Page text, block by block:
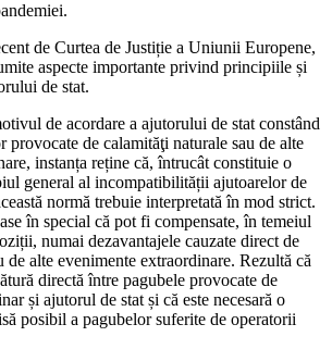
de Curtea de Justiție a Uniunii Europene,
aspecte importante privind principiile și
de stat.
de acordare a ajutorului de stat constând
provocate de calamităţi naturale sau de alte
instanța reține că, întrucât constituie o
general al incompatibilității ajutoarelor de
normă trebuie interpretată în mod strict.
în special că pot fi compensate, în temeiul
numai dezavantajele cauzate direct de
de alte evenimente extraordinare. Rezultă că
directă între pagubele provocate de
și ajutorul de stat și că este necesară o
posibil a pagubelor suferite de operatorii